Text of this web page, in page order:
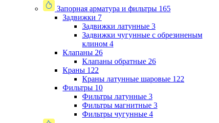
Запорная арматура и фильтры 165
Задвижки 7
Задвижки латунные 3
Задвижки чугунные с обрезиненым
клином 4
Клапаны 26
Клапаны обратные 26
Краны 122
Краны латунные шаровые 122
Фильтры 10
Фильтры латунные 3
Фильтры магнитные 3
Фильтры чугунные 4